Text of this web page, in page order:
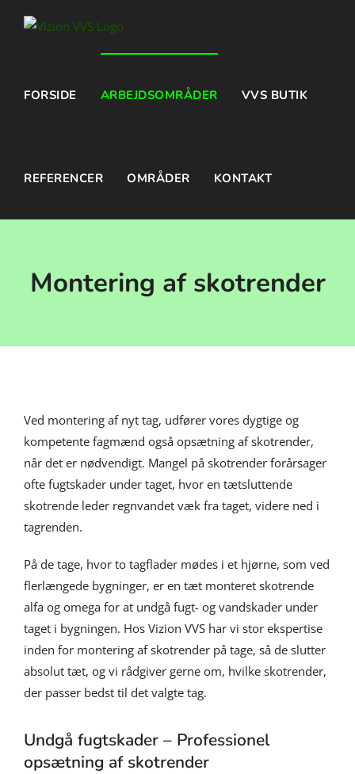
FORSIDE ARBEJDSOMRÅDER VVS BUTIK
REFERENCER OMRÅDER KONTAKT
Montering af skotrender
Ved montering af nyt tag, udfører vores dygtige og
kompetente fagmænd også opsætning af skotrender,
når det er nødvendigt. Mangel på skotrender forårsager
ofte fugtskader under taget, hvor en tætsluttende
skotrende leder regnvandet væk fra taget, videre ned i
tagrenden.
På de tage, hvor to tagflader mødes i et hjørne, som ved
flerlængede bygninger, er en tæt monteret skotrende
alfa og omega for at undgå fugt- og vandskader under
taget i bygningen. Hos Vizion VVS har vi stor ekspertise
inden for montering af skotrender på tage, så de slutter
absolut tæt, og vi rådgiver gerne om, hvilke skotrender,
der passer bedst til det valgte tag.
Undgå fugtskader – Professionel
opsætning af skotrender